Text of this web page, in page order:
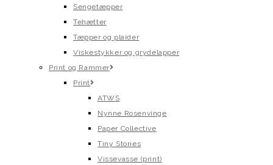
Sengetæpper
Tehætter
Tæpper og plaider
Viskestykker og grydelapper
Print og Rammer
Print
ATWS
Nynne Rosenvinge
Paper Collective
Tiny Stories
Vissevasse (print)